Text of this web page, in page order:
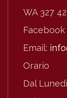
WA 327
Facebook
Email:
Orario
Dal